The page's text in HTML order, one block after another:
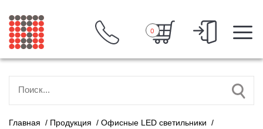
0
Главная / Продукция / Офисные LED светильники /